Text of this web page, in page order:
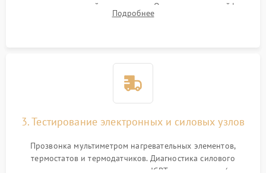
стеклокерамической поверхности. Отсоединение шлейфов
сенсорного блока для доступа к силовым платам, катушкам
Подробнее
3. Тестирование электронных и силовых узлов
Прозвонка мультиметром нагревательных элементов,
термостатов и термодатчиков. Диагностика силового
модуля, реле, диодных мостов и IGBT-транзисторов (для